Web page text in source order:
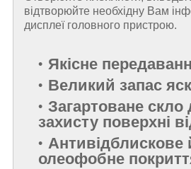
відтворюйте необхідну Вам
дисплеї головного пристрою.
Якісне
Великий запас
Загартоване скло
захисту поверхні
Антивідблискове
олеофобне